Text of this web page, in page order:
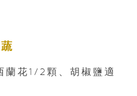
蘭花1/2顆、胡椒鹽適